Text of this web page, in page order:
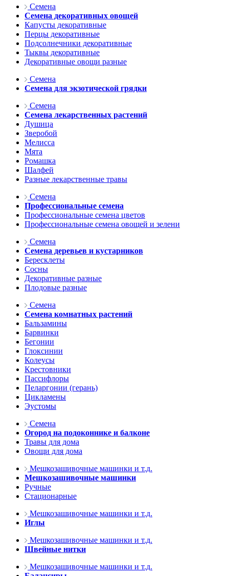
Семена
Семена декоративных овощей
Капусты декоративные
Перцы декоративные
Подсолнечники декоративные
Тыквы декоративные
Декоративные овощи разные
Семена
Семена для экзотической грядки
Семена
Семена лекарственных растений
Душица
Зверобой
Мелисса
Мята
Ромашка
Шалфей
Разные лекарственные травы
Семена
Профессиональные семена
Профессиональные семена цветов
Профессиональные семена овощей и зелени
Семена
Семена деревьев и кустарников
Бересклеты
Сосны
Декоративные разные
Плодовые разные
Семена
Семена комнатных растений
Бальзамины
Барвинки
Бегонии
Глоксинии
Колеусы
Крестовники
Пассифлоры
Пеларгонии (герань)
Цикламены
Эустомы
Семена
Огород на подоконнике и балконе
Травы для дома
Овощи для дома
Мешкозашивочные машинки и т.д.
Мешкозашивочные машинки
Ручные
Стационарные
Мешкозашивочные машинки и т.д.
Иглы
Мешкозашивочные машинки и т.д.
Швейные нитки
Мешкозашивочные машинки и т.д.